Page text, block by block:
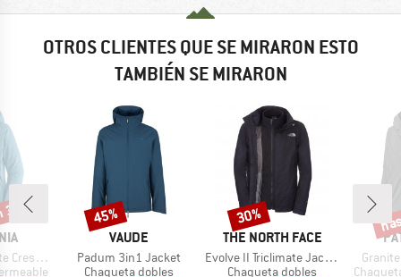
OTROS CLIENTES QUE SE MIRARON ESTO
TAMBIÉN SE MIRARON
Jacket
MARCA
VAUDE
Artículo
Padum 3in1 Jacket
Product group
Chaqueta dobles
Descuento
45%
MARCA
THE NORTH FACE
Artículo
Evolve II Triclimate Jacket
Product group
Chaqueta dobles
Descuento
30%
Artículo
Product